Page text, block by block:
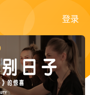
登录